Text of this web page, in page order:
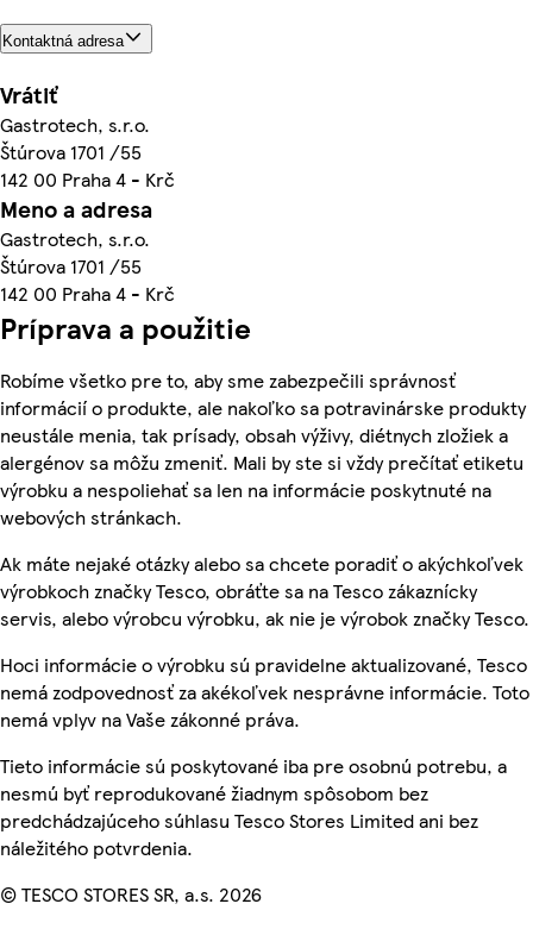
Kontaktná adresa
Vrátiť
Gastrotech, s.r.o.
Štúrova 1701 /55
142 00 Praha 4 - Krč
Meno a adresa
Gastrotech, s.r.o.
Štúrova 1701 /55
142 00 Praha 4 - Krč
Príprava a použitie
Robíme všetko pre to, aby sme zabezpečili správnosť
informácií o produkte, ale nakoľko sa potravinárske produkty
neustále menia, tak prísady, obsah výživy, diétnych zložiek a
alergénov sa môžu zmeniť. Mali by ste si vždy prečítať etiketu
výrobku a nespoliehať sa len na informácie poskytnuté na
webových stránkach.
Ak máte nejaké otázky alebo sa chcete poradiť o akýchkoľvek
výrobkoch značky Tesco, obráťte sa na Tesco zákaznícky
servis, alebo výrobcu výrobku, ak nie je výrobok značky Tesco.
Hoci informácie o výrobku sú pravidelne aktualizované, Tesco
nemá zodpovednosť za akékoľvek nesprávne informácie. Toto
nemá vplyv na Vaše zákonné práva.
Tieto informácie sú poskytované iba pre osobnú potrebu, a
nesmú byť reprodukované žiadnym spôsobom bez
predchádzajúceho súhlasu Tesco Stores Limited ani bez
náležitého potvrdenia.
© TESCO STORES SR, a.s. 2026